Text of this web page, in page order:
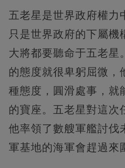
五老星是世界政府權力
只是世界政府的下屬機
大將都要聽命于五老星
的態度就很卑躬屈微，
種態度，圓滑處事，就
的寶座。五老星對這次
他率領了數艘軍艦討伐
軍基地的海軍會趕過來